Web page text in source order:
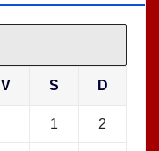
V S D
1 2